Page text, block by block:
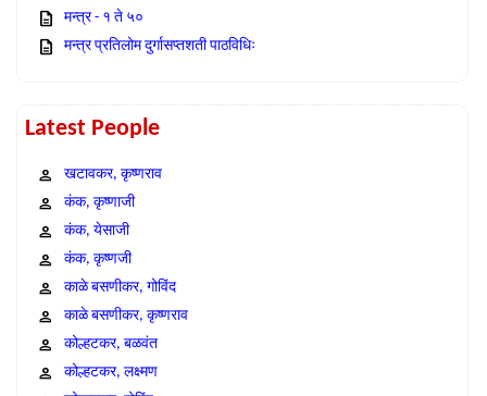
मन्त्र - १ ते ५०
मन्त्र प्रतिलोम दुर्गासप्तशती पाठविधिः
Latest People
खटावकर, कृष्णराव
कंक, कृष्णाजी
कंक, येसाजी
कंक, कृष्णजी
काळे बसणीकर, गोविंद
काळे बसणीकर, कृष्णराव
कोल्हटकर, बळवंत
कोल्हटकर, लक्ष्मण